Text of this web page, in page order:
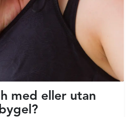
med eller utan
bygel?